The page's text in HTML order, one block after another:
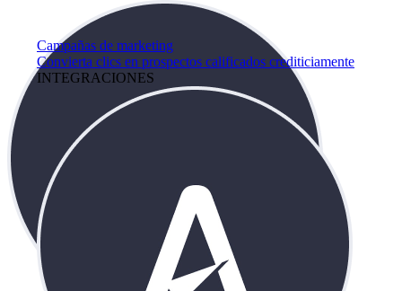
Campañas de marketing
Convierta clics en prospectos calificados crediticiamente
INTEGRACIONES